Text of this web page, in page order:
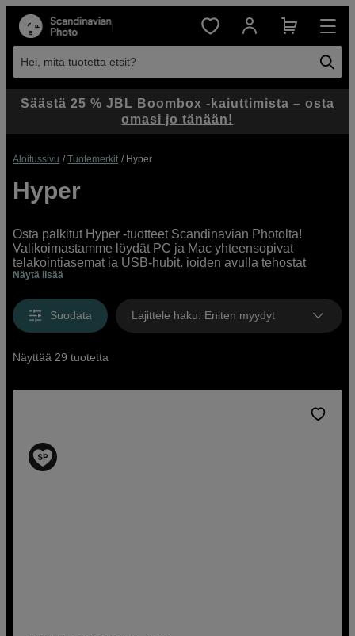
Hei, mitä tuotetta etsit?
Aloitussivu Tuotemerkit Hyper
Hyper
Osta palkitut Hyper -tuotteet Scandinavian Photolta!
Valikoimastamme löydät PC ja Mac yhteensopivat
telakointiasemat ja USB-hubit, joiden avulla tehostat
työpisteesi toimintaa ja pidät työpöydän siistinä. Liitä
4-, Ethernet- tai HDMI-liitäntöjen kautta ja hyödynnä
muistikortinlukijaa, kun siirrät tiedostoja.
Näytä lisää
Suodata Lajittele haku: Eniten myydyt
Näyttää 29 tuotetta
Säästä 25 % JBL Boombox -kaiuttimista – osta
omasi jo tänään!